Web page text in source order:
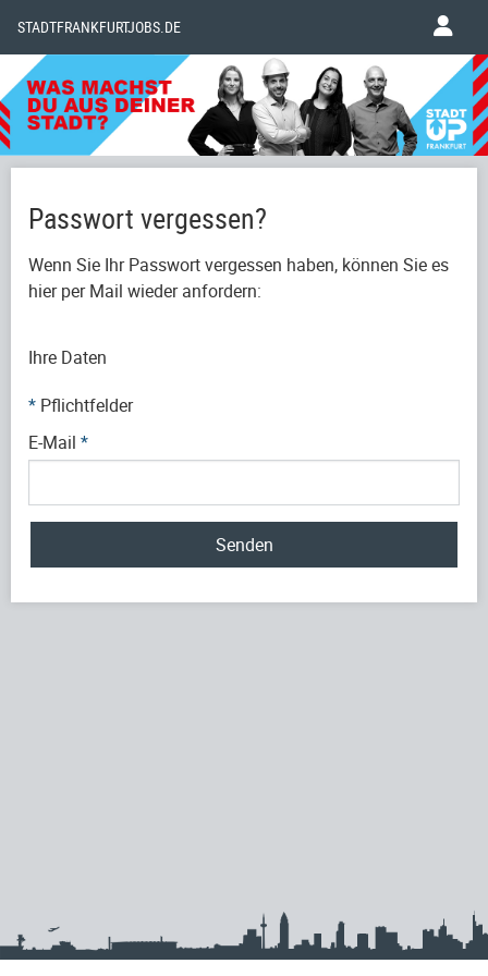
STADTFRANKFURTJOBS.DE
Passwort vergessen?
Wenn Sie Ihr Passwort vergessen haben, können Sie es
hier per Mail wieder anfordern:
Ihre Daten
* Pflichtfelder
E-Mail *
Senden